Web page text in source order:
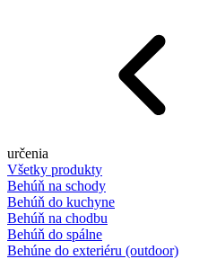
určenia
Všetky produkty
Behúň na schody
Behúň do kuchyne
Behúň na chodbu
Behúň do spálne
Behúne do exteriéru (outdoor)